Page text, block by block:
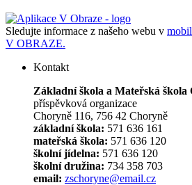
Sledujte informace z našeho webu v
V OBRAZE.
Kontakt
Základní škola a Mateřská škola
příspěvková organizace
Choryně 116, 756 42 Choryně
základní škola: 571 636 161
mateřská škola: 571 636 120
školní jídelna: 571 636 120
školní družina: 734 358 703
email: zschoryne@email.cz